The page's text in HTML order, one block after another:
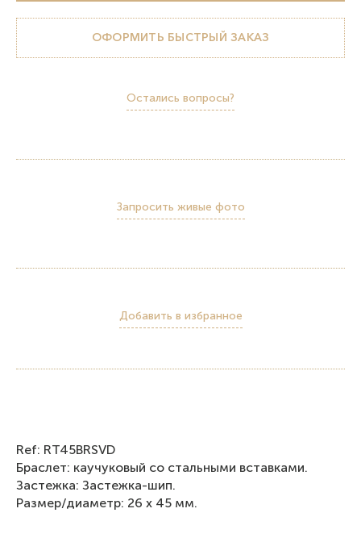
ОФОРМИТЬ БЫСТРЫЙ ЗАКАЗ
Остались вопросы?
Запросить живые фото
Добавить в избранное
Ref: RT45BRSVD
Браслет: каучуковый со стальными вставками.
Застежка: Застежка-шип.
Размер/диаметр: 26 x 45 мм.